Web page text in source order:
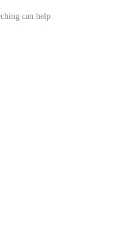
can help.